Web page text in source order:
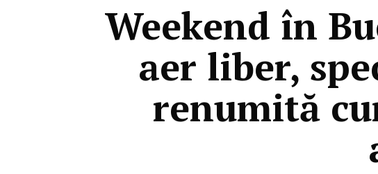
Weekend în
aer liber,
renumită